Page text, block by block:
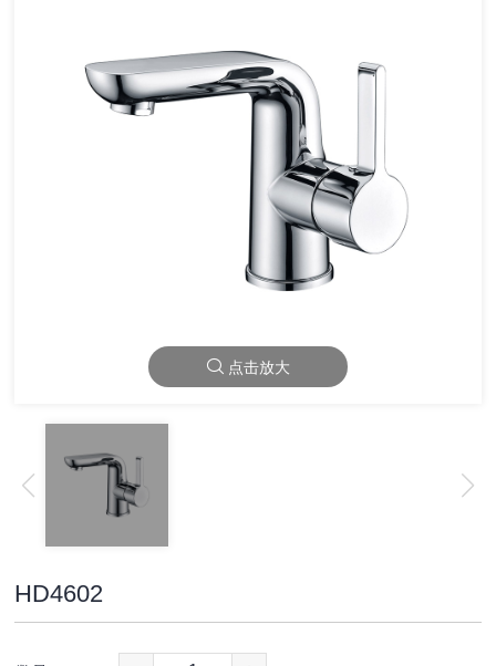
点击放大
HD4602